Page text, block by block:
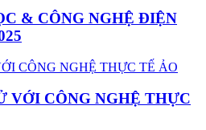
& CÔNG NGHỆ ĐIỆN
VỚI CÔNG NGHỆ THỰC